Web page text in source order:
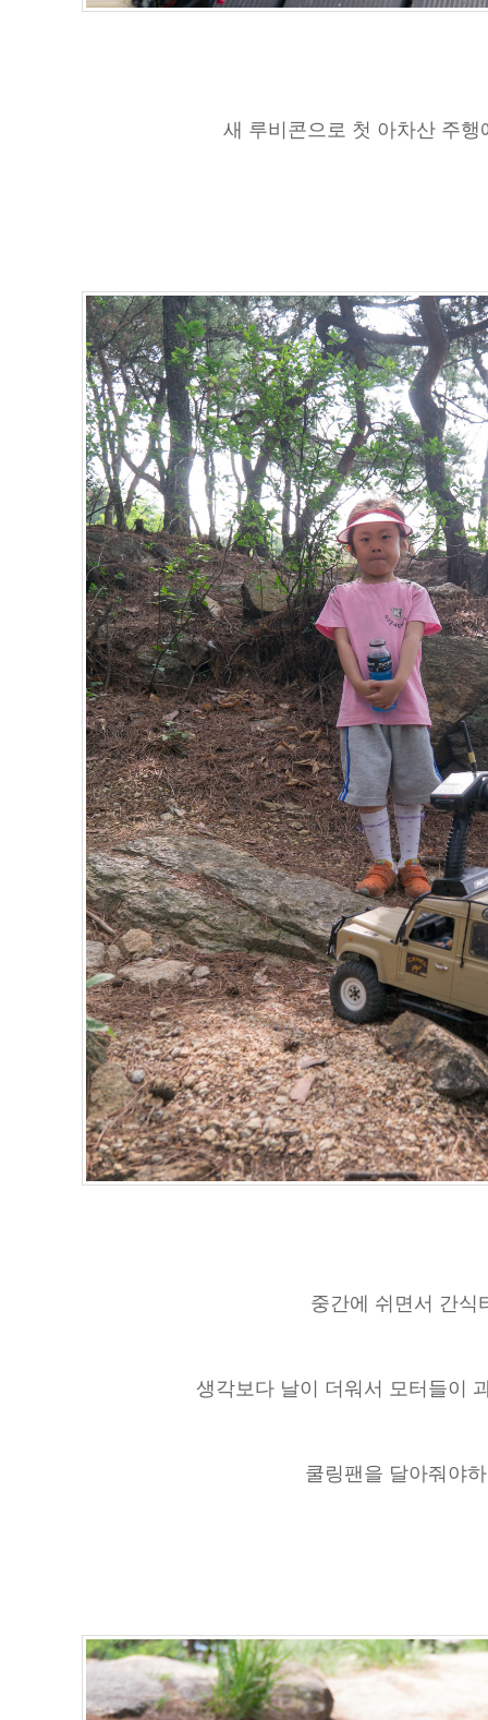
새 루비콘으로 첫 아차산 주행
중간에 쉬면서 간식
생각보다 날이 더워서 모터들이
쿨링팬을 달아줘야하